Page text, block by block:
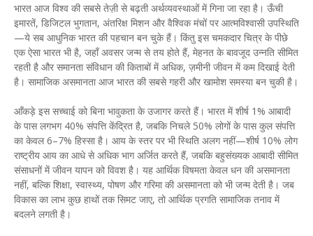
भारत आज विश्व की सबसे तेज़ी से बढ़ती अर्थव्यवस्थाओं में गिना जा रहा है। ऊँची
इमारतें, डिजिटल भुगतान, अंतरिक्ष मिशन और वैश्विक मंचों पर आत्मविश्वासी उपस्थिति
—ये सब आधुनिक भारत की पहचान बन चुके हैं। किंतु इस चमकदार चित्र के पीछे
एक ऐसा भारत भी है, जहाँ अवसर जन्म से तय होते हैं, मेहनत के बावजूद उन्नति सीमित
रहती है और समानता संविधान की किताबों में अधिक, ज़मीनी जीवन में कम दिखाई देती
है। सामाजिक असमानता आज भारत की सबसे गहरी और खामोश समस्या बन चुकी है।
आँकड़े इस सच्चाई को बिना भावुकता के उजागर करते हैं। भारत में शीर्ष 1% आबादी
के पास लगभग 40% संपत्ति केंद्रित है, जबकि निचले 50% लोगों के पास कुल संपत्ति
का केवल 6–7% हिस्सा है। आय के स्तर पर भी स्थिति अलग नहीं—शीर्ष 10% लोग
राष्ट्रीय आय का आधे से अधिक भाग अर्जित करते हैं, जबकि बहुसंख्यक आबादी सीमित
संसाधनों में जीवन यापन को विवश है। यह आर्थिक विषमता केवल धन की असमानता
नहीं, बल्कि शिक्षा, स्वास्थ्य, पोषण और गरिमा की असमानता को भी जन्म देती है। जब
विकास का लाभ कुछ हाथों तक सिमट जाए, तो आर्थिक प्रगति सामाजिक तनाव में
बदलने लगती है।